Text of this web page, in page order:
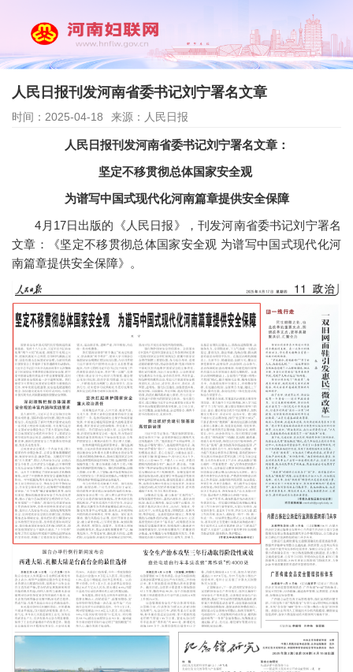
人民日报刊发河南省委书记刘宁署名文章
时间：2025-04-18 来源：人民日报
人民日报刊发河南省委书记刘宁署名文章：
坚定不移贯彻总体国家安全观
为谱写中国式现代化河南篇章提供安全保障
4月17日出版的《人民日报》，刊发河南省委书记刘宁署名
文章：《坚定不移贯彻总体国家安全观 为谱写中国式现代化河
南篇章提供安全保障》。